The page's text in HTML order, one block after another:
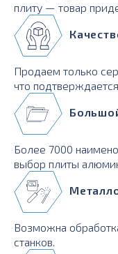
плиту — товар
Продаем только
что
Более 7000
выбор плиты
Возможна
станков.